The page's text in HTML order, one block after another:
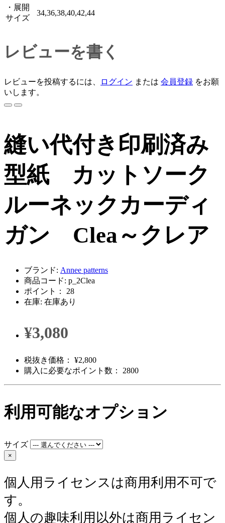
・展開
サイズ
34,36,38,40,42,44
レビューを書く
レビューを投稿するには、 ログイン または 会員登録 をお願
いします。
縫い代付き印刷済み
型紙 カットソーク
ルーネックカーディ
ガン Clea～クレア
ブランド: Annee patterns
商品コード: p_2Clea
ポイント： 28
在庫: 在庫あり
¥3,080
税抜き価格： ¥2,800
購入に必要なポイント数： 2800
利用可能なオプション
サイズ
×
個人用ライセンスは商用利用不可で
す。
個人の趣味利用以外は商用ライセン